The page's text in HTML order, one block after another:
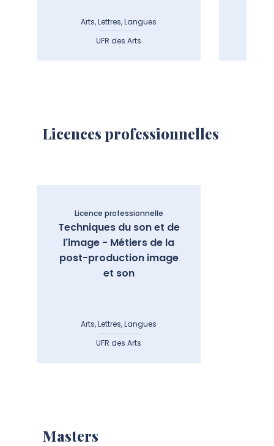
Arts, Lettres, Langues
UFR des Arts
Licences professionnelles
Licence professionnelle
Techniques du son et de
l'image - Métiers de la
post-production image
et son
Arts, Lettres, Langues
UFR des Arts
Masters